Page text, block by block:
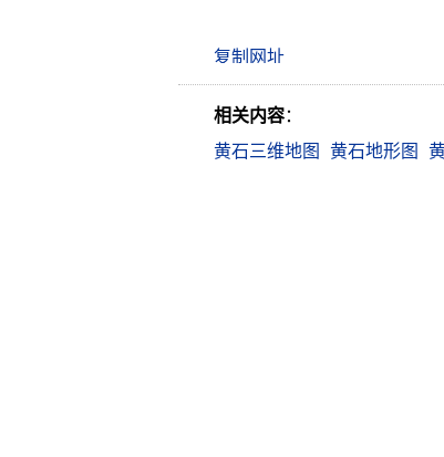
相关内容：
黄石三维地图
黄石地形图